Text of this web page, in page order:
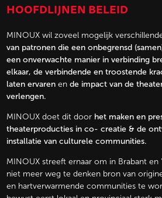
HOOFDLIJNEN BELEID
MINOUX wil zoveel mogelijk
van patronen die een onbegrensd
een onverwachte manier in verbinding
elkaar, de verbindende en troostende
laten ervaren en de impact van de
verlengen.
MINOUX doet dit door het maken en
theaterproducties in co- creatie & de
installatie van culturele communities.
MINOUX streeft ernaar om in Brabant en
niet meer weg te denken bron van
en hartverwarmende communities te